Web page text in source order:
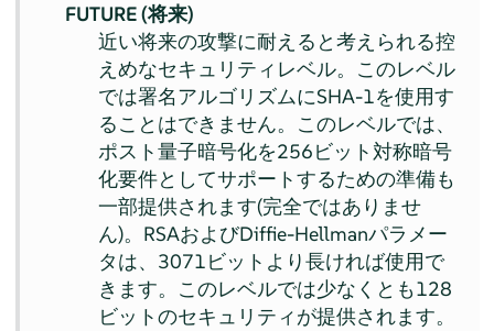
FUTURE (将来)
近い将来の攻撃に耐えると考えられる控
えめなセキュリティレベル。このレベル
では署名アルゴリズムにSHA-1を使用す
ることはできません。このレベルでは、
ポスト量子暗号化を256ビット対称暗号
化要件としてサポートするための準備も
一部提供されます(完全ではありませ
ん)。RSAおよびDiffie-Hellmanパラメー
タは、3071ビットより長ければ使用で
きます。このレベルでは少なくとも128
ビットのセキュリティが提供されます。